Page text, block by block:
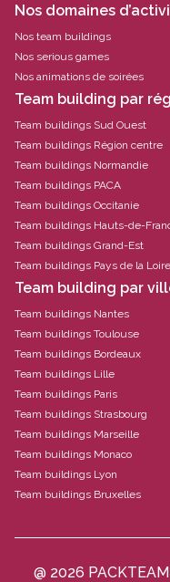
Nos domaines
Nos team buildings
Nos serious games
Nos animations de soirées
Team building par
Team buildings Sud Ouest
Team buildings Région centre
Team buildings Normandie
Team buildings PACA
Team buildings Occitanie
Team buildings Hauts-de-
Team buildings Grand-Est
Team buildings Pays de la Loire
Team building par
Team buildings Nantes
Team buildings Toulouse
Team buildings Bordeaux
Team buildings Lille
Team buildings Paris
Team buildings Strasbourg
Team buildings Marseille
Team buildings Monaco
Team buildings Lyon
Team buildings Bruxelles
@ 2026